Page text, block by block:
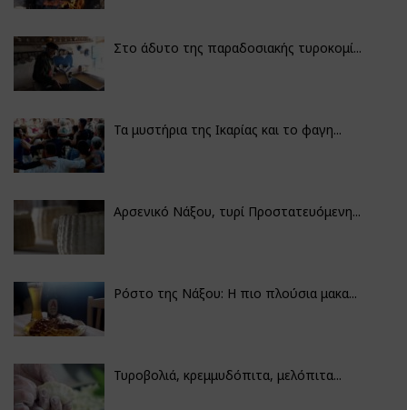
Στο άδυτο της παραδοσιακής τυροκομί...
Τα μυστήρια της Ικαρίας και το φαγη...
Αρσενικό Νάξου, τυρί Προστατευόμενη...
Ρόστο της Νάξου: Η πιο πλούσια μακα...
Τυροβολιά, κρεμμυδόπιτα, μελόπιτα...